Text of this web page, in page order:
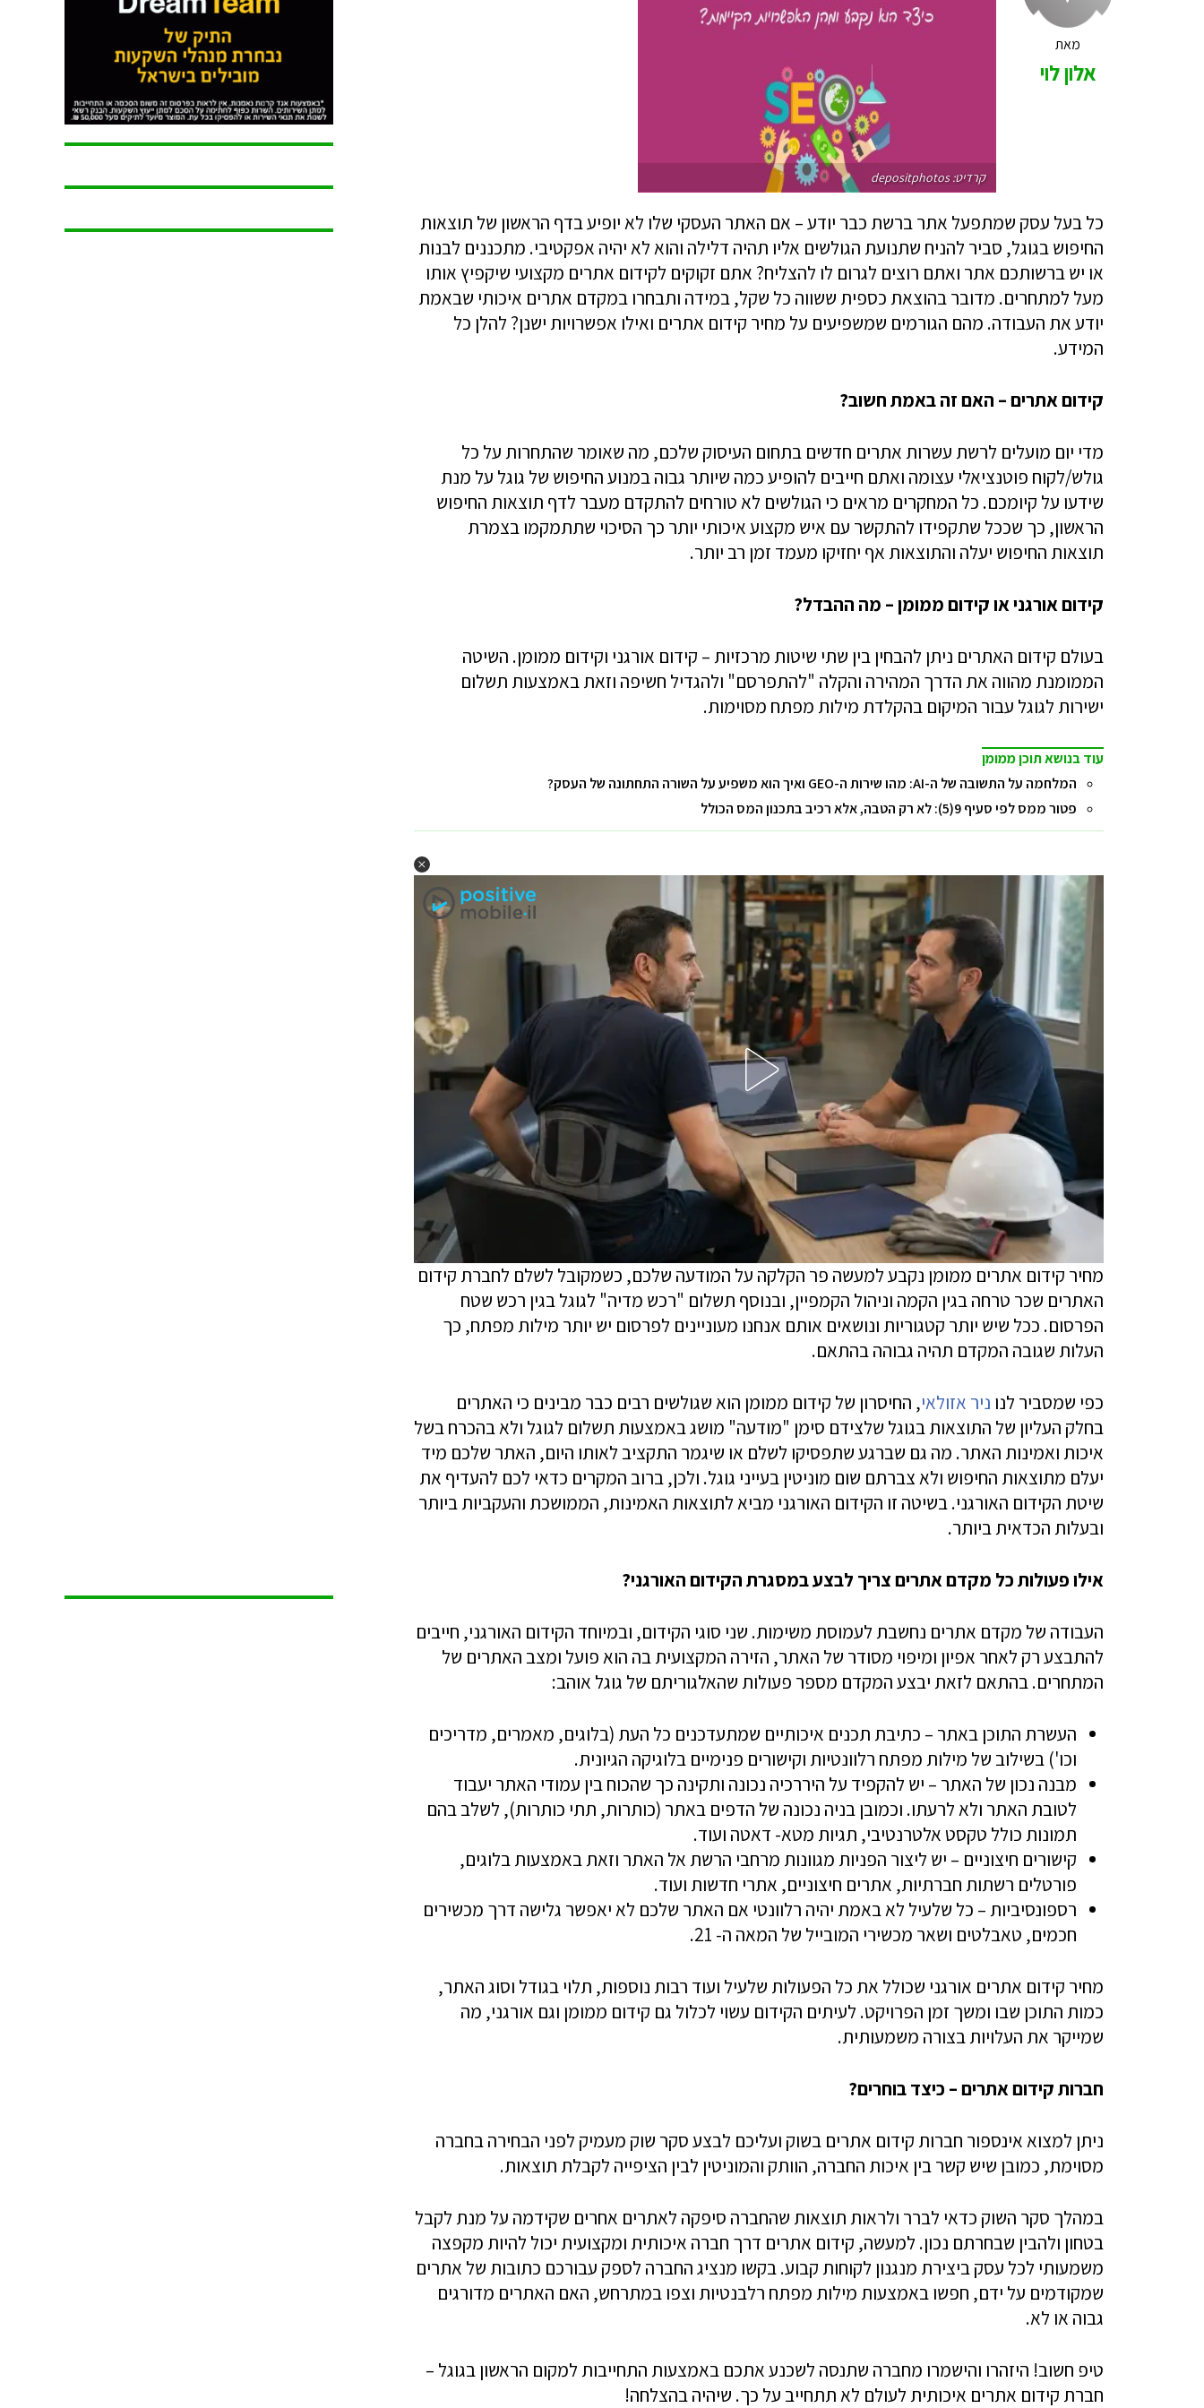
מאת
אלון לוי
קרדיט: depositphotos
כל בעל עסק שמתפעל אתר ברשת כבר יודע – אם האתר העסקי שלו לא יופיע בדף הראשון של תוצאות
החיפוש בגוגל, סביר להניח שתנועת הגולשים אליו תהיה דלילה והוא לא יהיה אפקטיבי. מתכננים לבנות
או יש ברשותכם אתר ואתם רוצים לגרום לו להצליח? אתם זקוקים לקידום אתרים מקצועי שיקפיץ אותו
מעל למתחרים. מדובר בהוצאת כספית ששווה כל שקל, במידה ותבחרו במקדם אתרים איכותי שבאמת
יודע את העבודה. מהם הגורמים שמשפיעים על מחיר קידום אתרים ואילו אפשרויות ישנן? להלן כל
המידע.
קידום אתרים – האם זה באמת חשוב?
מדי יום מועלים לרשת עשרות אתרים חדשים בתחום העיסוק שלכם, מה שאומר שהתחרות על כל
גולש/לקוח פוטנציאלי עצומה ואתם חייבים להופיע כמה שיותר גבוה במנוע החיפוש של גוגל על מנת
שידעו על קיומכם. כל המחקרים מראים כי הגולשים לא טורחים להתקדם מעבר לדף תוצאות החיפוש
הראשון, כך שככל שתקפידו להתקשר עם איש מקצוע איכותי יותר כך הסיכוי שתתמקמו בצמרת
תוצאות החיפוש יעלה והתוצאות אף יחזיקו מעמד זמן רב יותר.
קידום אורגני או קידום ממומן – מה ההבדל?
בעולם קידום האתרים ניתן להבחין בין שתי שיטות מרכזיות – קידום אורגני וקידום ממומן. השיטה
הממומנת מהווה את הדרך המהירה והקלה "להתפרסם" ולהגדיל חשיפה וזאת באמצעות תשלום
ישירות לגוגל עבור המיקום בהקלדת מילות מפתח מסוימות.
עוד בנושא תוכן ממומן
המלחמה על התשובה של ה-AI: מהו שירות ה-GEO ואיך הוא משפיע על השורה התחתונה של העסק?
פטור ממס לפי סעיף 9(5): לא רק הטבה, אלא רכיב בתכנון המס הכולל
מחיר קידום אתרים ממומן נקבע למעשה פר הקלקה על המודעה שלכם, כשמקובל לשלם לחברת קידום
האתרים שכר טרחה בגין הקמה וניהול הקמפיין, ובנוסף תשלום "רכש מדיה" לגוגל בגין רכש שטח
הפרסום. ככל שיש יותר קטגוריות ונושאים אותם אנחנו מעוניינים לפרסום יש יותר מילות מפתח, כך
העלות שגובה המקדם תהיה גבוהה בהתאם.
כפי שמסביר לנו ניר אזולאי, החיסרון של קידום ממומן הוא שגולשים רבים כבר מבינים כי האתרים
בחלק העליון של התוצאות בגוגל שלצידם סימן "מודעה" מושג באמצעות תשלום לגוגל ולא בהכרח בשל
איכות ואמינות האתר. מה גם שברגע שתפסיקו לשלם או שיגמר התקציב לאותו היום, האתר שלכם מיד
יעלם מתוצאות החיפוש ולא צברתם שום מוניטין בעייני גוגל. ולכן, ברוב המקרים כדאי לכם להעדיף את
שיטת הקידום האורגני. בשיטה זו הקידום האורגני מביא לתוצאות האמינות, הממושכת והעקביות ביותר
ובעלות הכדאית ביותר.
אילו פעולות כל מקדם אתרים צריך לבצע במסגרת הקידום האורגני?
העבודה של מקדם אתרים נחשבת לעמוסת משימות. שני סוגי הקידום, ובמיוחד הקידום האורגני, חייבים
להתבצע רק לאחר אפיון ומיפוי מסודר של האתר, הזירה המקצועית בה הוא פועל ומצב האתרים של
המתחרים. בהתאם לזאת יבצע המקדם מספר פעולות שהאלגוריתם של גוגל אוהב:
העשרת התוכן באתר – כתיבת תכנים איכותיים שמתעדכנים כל העת (בלוגים, מאמרים, מדריכים
וכו') בשילוב של מילות מפתח רלוונטיות וקישורים פנימיים בלוגיקה הגיונית.
מבנה נכון של האתר – יש להקפיד על היררכיה נכונה ותקינה כך שהכוח בין עמודי האתר יעבוד
לטובת האתר ולא לרעתו. וכמובן בניה נכונה של הדפים באתר (כותרות, תתי כותרות), לשלב בהם
תמונות כולל טקסט אלטרנטיבי, תגיות מטא- דאטה ועוד.
קישורים חיצוניים – יש ליצור הפניות מגוונות מרחבי הרשת אל האתר וזאת באמצעות בלוגים,
פורטלים רשתות חברתיות, אתרים חיצוניים, אתרי חדשות ועוד.
רספונסיביות – כל שלעיל לא באמת יהיה רלוונטי אם האתר שלכם לא יאפשר גלישה דרך מכשירים
חכמים, טאבלטים ושאר מכשירי המובייל של המאה ה- 21.
מחיר קידום אתרים אורגני שכולל את כל הפעולות שלעיל ועוד רבות נוספות, תלוי בגודל וסוג האתר,
כמות התוכן שבו ומשך זמן הפרויקט. לעיתים הקידום עשוי לכלול גם קידום ממומן וגם אורגני, מה
שמייקר את העלויות בצורה משמעותית.
חברות קידום אתרים – כיצד בוחרים?
ניתן למצוא אינספור חברות קידום אתרים בשוק ועליכם לבצע סקר שוק מעמיק לפני הבחירה בחברה
מסוימת, כמובן שיש קשר בין איכות החברה, הוותק והמוניטין לבין הציפייה לקבלת תוצאות.
במהלך סקר השוק כדאי לברר ולראות תוצאות שהחברה סיפקה לאתרים אחרים שקידמה על מנת לקבל
בטחון ולהבין שבחרתם נכון. למעשה, קידום אתרים דרך חברה איכותית ומקצועית יכול להיות מקפצה
משמעותי לכל עסק ביצירת מנגנון לקוחות קבוע. בקשו מנציג החברה לספק עבורכם כתובות של אתרים
שמקודמים על ידם, חפשו באמצעות מילות מפתח רלבנטיות וצפו במתרחש, האם האתרים מדורגים
גבוה או לא.
טיפ חשוב! היזהרו והישמרו מחברה שתנסה לשכנע אתכם באמצעות התחייבות למקום הראשון בגוגל –
חברת קידום אתרים איכותית לעולם לא תתחייב על כך. שיהיה בהצלחה!